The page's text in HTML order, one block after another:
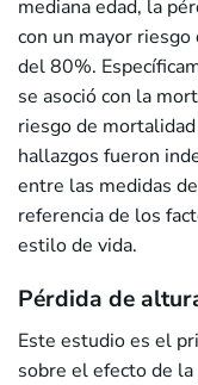
mediana edad, la
con un mayor
del 80%.
se asoció con la
riesgo de
hallazgos fueron
entre las medidas
referencia de los
estilo de vida.
Pérdida de
Este estudio es el
sobre el efecto de